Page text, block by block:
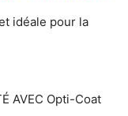
idéale pour la
AVEC Opti-Coat